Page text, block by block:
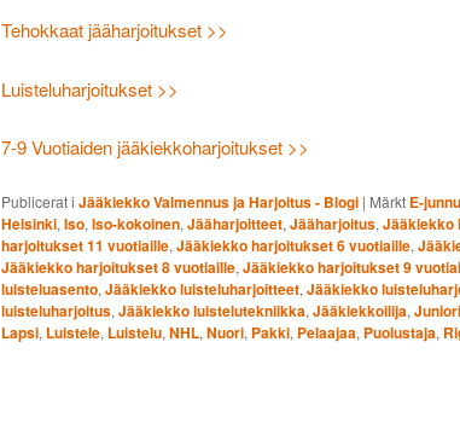
Tehokkaat jääharjoitukset >>
Luisteluharjoitukset >>
7-9 Vuotiaiden jääkiekkoharjoitukset >>
Publicerat i Jääkiekko Valmennus ja Harjoitus - Blogi | Märkt E-junnu
Helsinki,Iso,Iso-kokoinen,Jääharjoitteet,Jääharjoitus,Jääkiekko
harjoitukset 11 vuotiaille,Jääkiekko harjoitukset 6 vuotiaille,
Jääkiekko harjoitukset 8 vuotiaille,Jääkiekko harjoitukset 9
luisteluasento,Jääkiekko luisteluharjoitteet,Jääkiekko
luisteluharjoitus,Jääkiekko luistelutekniikka,Jääkiekkoilija,Juniori
Lapsi, Luistele, Luistelu,NHL,Nuori, Pakki, Pelaajaa, Puolustaja,